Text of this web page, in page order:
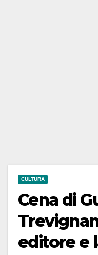
CULTURA
Cena di
editore e